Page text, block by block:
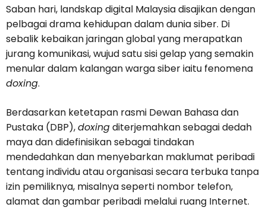
Saban hari, landskap digital Malaysia disajikan dengan
pelbagai drama kehidupan dalam dunia siber. Di
sebalik kebaikan jaringan global yang merapatkan
jurang komunikasi, wujud satu sisi gelap yang semakin
menular dalam kalangan warga siber iaitu fenomena
doxing.
Berdasarkan ketetapan rasmi Dewan Bahasa dan
Pustaka (DBP),doxingditerjemahkan sebagai dedah
maya dan didefinisikan sebagai tindakan
mendedahkan dan menyebarkan maklumat peribadi
tentang individu atau organisasi secara terbuka tanpa
izin pemiliknya, misalnya seperti nombor telefon,
alamat dan gambar peribadi melalui ruang Internet.